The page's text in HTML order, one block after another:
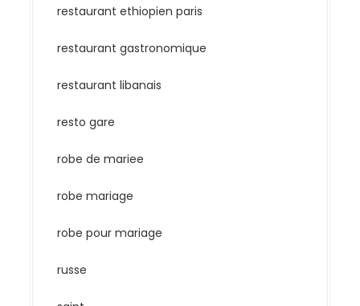
restaurant ethiopien paris
restaurant gastronomique
restaurant libanais
resto gare
robe de mariee
robe mariage
robe pour mariage
russe